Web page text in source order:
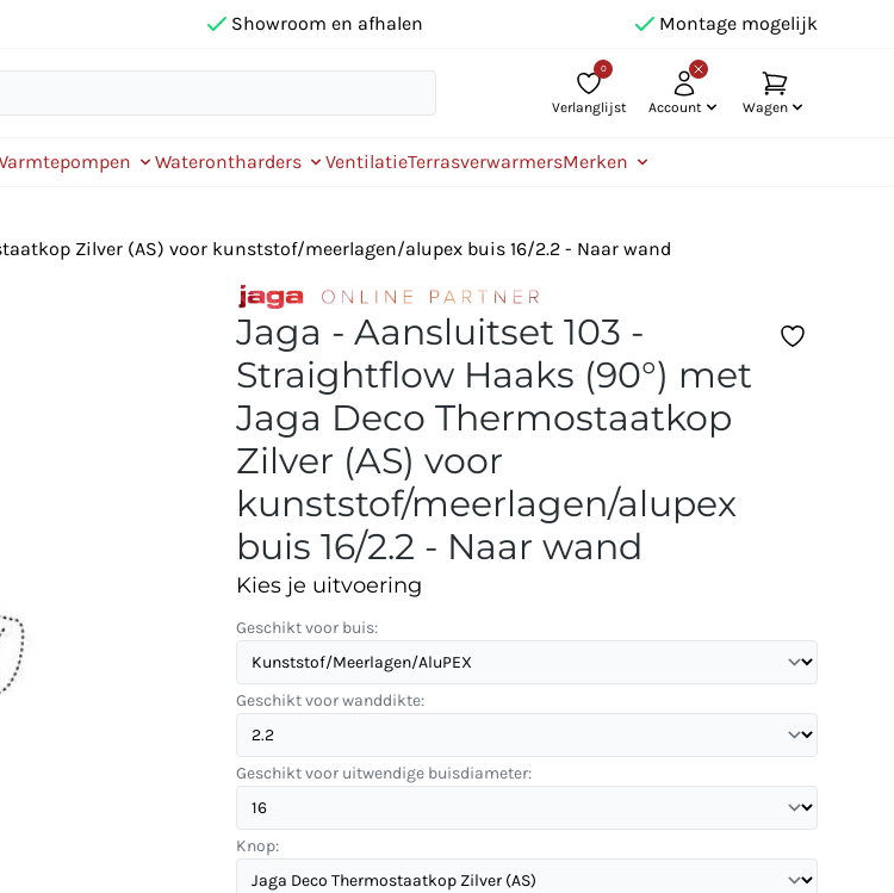
Showroom en afhalen Montage mogelijk
0
Verlanglijst Account Wagen
Waterontharders VentilatieTerrasverwarmersMerken
Zilver (AS) voor kunststof/meerlagen/alupex buis 16/2.2 - Naar wand
Jaga - Aansluitset 103 -
Straightflow Haaks (90°) met
Jaga Deco Thermostaatkop
Zilver (AS) voor
kunststof/meerlagen/alupex
buis 16/2.2 - Naar wand
Kies je uitvoering
Geschikt voor buis:
Geschikt voor wanddikte:
Geschikt voor uitwendige buisdiameter:
Knop: